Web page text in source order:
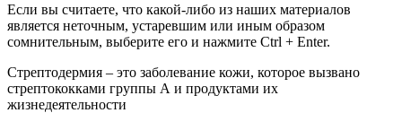
Если вы считаете, что какой-либо из наших материалов
является неточным, устаревшим или иным образом
сомнительным, выберите его и нажмите Ctrl + Enter.
Стрептодермия – это заболевание кожи, которое вызвано
стрептококками группы А и продуктами их
жизнедеятельности